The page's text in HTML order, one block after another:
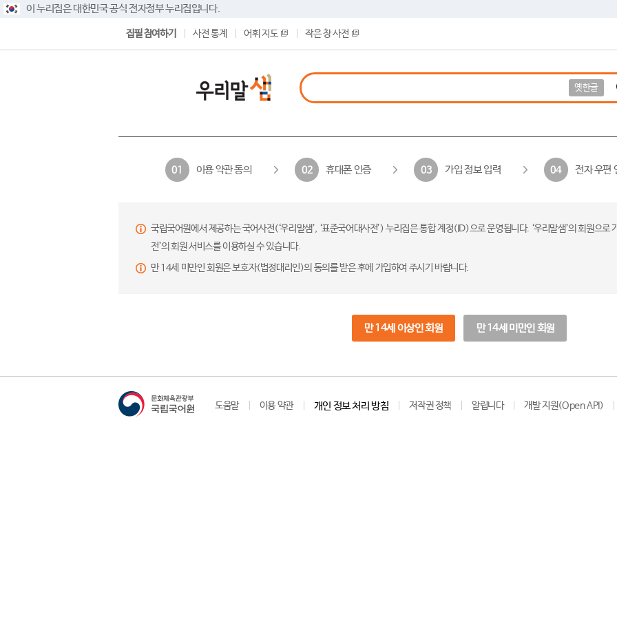
이 누리집은 대한민국 공식 전자정부 누리집입니다.
집필 참여하기 사전 통계 어휘 지도 작은 창 사전
옛한글
01 이용 약관 동의 02 휴대폰 인증 03 가입 정보 입력 04 전자 우편
국립국어원에서 제공하는 국어사전(‘우리말샘’, ‘표준국어대사전’) 누리집은 통합 계정(ID)으로 운영됩니다. ‘우리말샘’의 회원으
전’의 회원 서비스를 이용하실 수 있습니다.
만 14세 미만인 회원은 보호자(법정대리인)의 동의를 받은 후에 가입하여 주시기 바랍니다.
만 14세 이상인 회원 만 14세 미만인 회원
도움말 이용 약관 개인 정보 처리 방침 저작권 정책 알립니다 개발 지원(Open API)